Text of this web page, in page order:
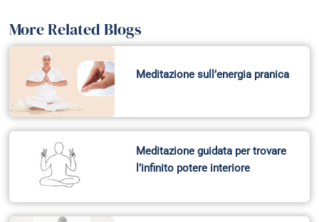
More Related Blogs
Meditazione sull’energia pranica
Meditazione guidata per trovare
l’infinito potere interiore